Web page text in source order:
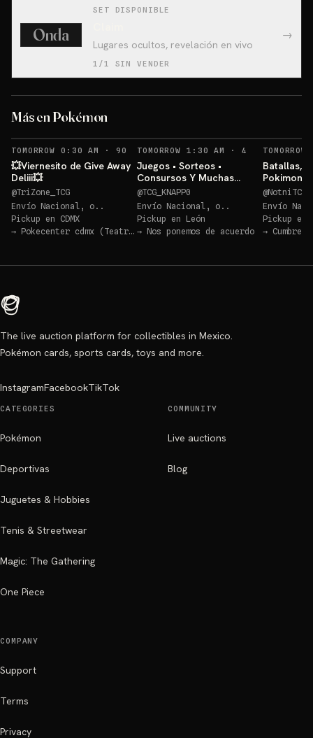
Onda
SET DISPONIBLE
Lugares ocultos, revelación en vivo
1/1 SIN VENDER
→
Más en Pokémon
TOMORROW 0:30 AM · 90 RECORDATORIOS
💥Viernesito de Give Away
Deliii💥
@TriZone_TCG
Envío Nacional, o..
Pickup en CDMX
→ Pokecenter cdmx (Teatro Blanquita)
TOMORROW 1:30 AM · 4
Juegos • Sorteos •
Consursos Y Muchas
Cosas Mas POKEMON TCG
@TCG_KNAPP0
Envío Nacional, o..
Pickup en León
→ Nos ponemos de acuerdo
Batallas,
Pokimon!!
@NotniTCG
Envío
Pickup en
→ Cumbred
The live auction platform for collectibles in Mexico.
Pokémon cards, sports cards, toys and more.
InstagramFacebookTikTok
CATEGORIES
Pokémon
Deportivas
Juguetes & Hobbies
Tenis & Streetwear
Magic: The Gathering
One Piece
COMMUNITY
Live auctions
Blog
COMPANY
Support
Terms
Privacy